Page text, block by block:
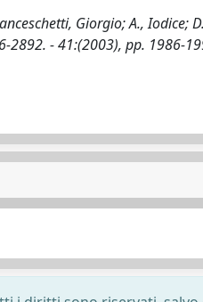
Giorgio; A., Iodice;
2892. - 41:(2003), pp. 1986-